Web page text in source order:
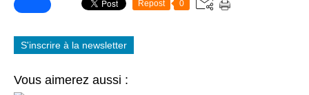
Repost 0
S'inscrire à la newsletter
Vous aimerez aussi :